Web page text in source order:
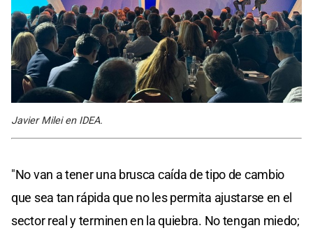
Javier Milei en IDEA.
"No van a tener una brusca caída de tipo de cambio
que sea tan rápida que no les permita ajustarse en el
sector real y terminen en la quiebra. No tengan miedo;